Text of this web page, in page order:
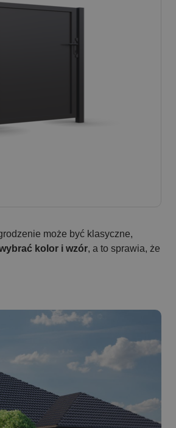
może być klasyczne,
kolor i wzór, a to sprawia, że